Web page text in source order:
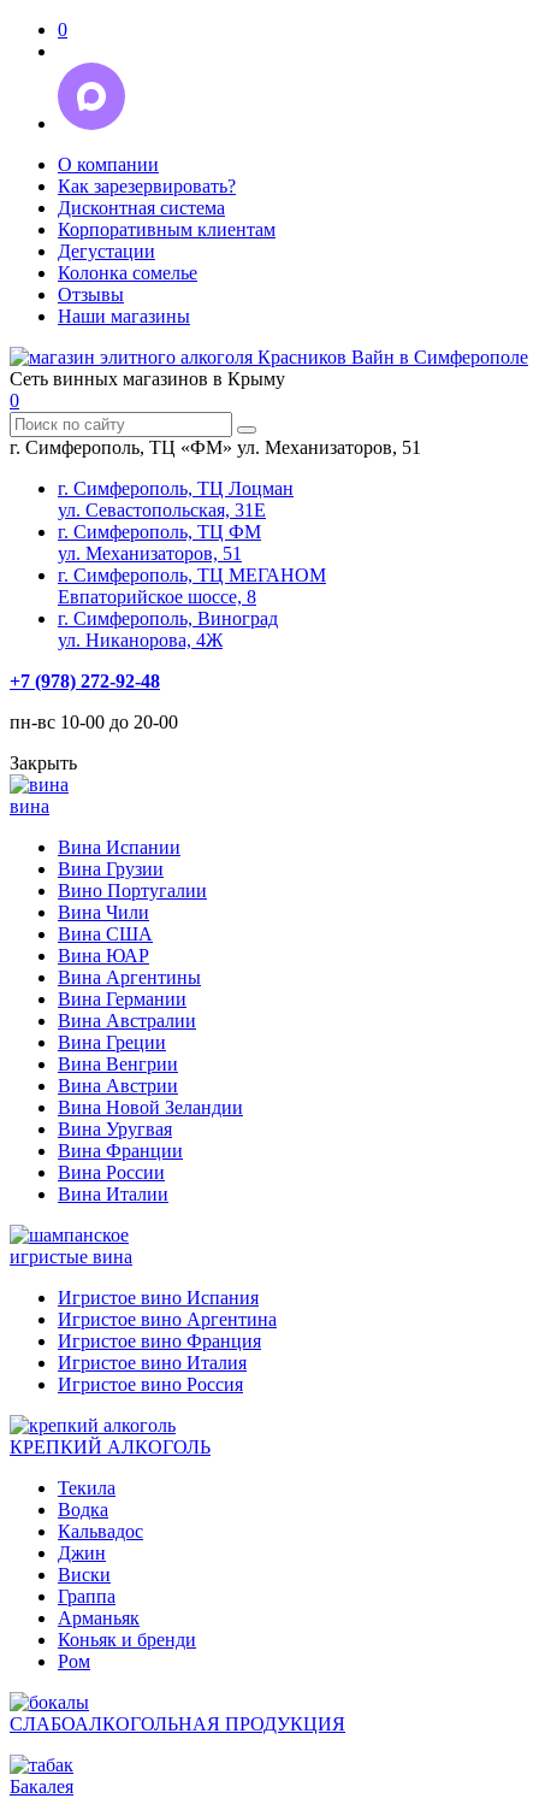
0
О компании
Как зарезервировать?
Дисконтная система
Корпоративным клиентам
Дегустации
Колонка сомелье
Отзывы
Наши магазины
Сеть винных магазинов в Крыму
0
г. Симферополь, ТЦ «ФМ» ул. Механизаторов, 51
г. Симферополь, ТЦ Лоцман
ул. Севастопольская, 31Е
г. Симферополь, ТЦ ФМ
ул. Механизаторов, 51
г. Симферополь, ТЦ МЕГАНОМ
Евпаторийское шоссе, 8
г. Симферополь, Виноград
ул. Никанорова, 4Ж
+7 (978) 272-92-48
пн-вс 10-00 до 20-00
Закрыть
вина
Вина Испании
Вина Грузии
Вино Португалии
Вина Чили
Вина США
Вина ЮАР
Вина Аргентины
Вина Германии
Вина Австралии
Вина Греции
Вина Венгрии
Вина Австрии
Вина Новой Зеландии
Вина Уругвая
Вина Франции
Вина России
Вина Италии
игристые вина
Игристое вино Испания
Игристое вино Аргентина
Игристое вино Франция
Игристое вино Италия
Игристое вино Россия
КРЕПКИЙ АЛКОГОЛЬ
Текила
Водка
Кальвадос
Джин
Виски
Граппа
Арманьяк
Коньяк и бренди
Ром
СЛАБОАЛКОГОЛЬНАЯ ПРОДУКЦИЯ
Бакалея